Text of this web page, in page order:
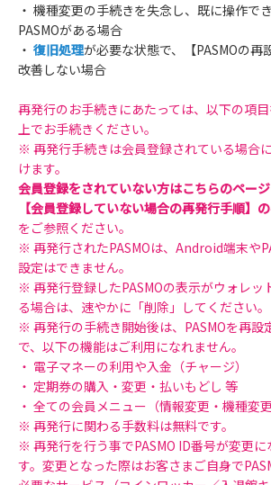
・ 機種変更の手続きを失念し、既に操作で
PASMOがある場合
・ 復旧処理が必要な状態で、【PASMOの再
改善しない場合
再発行のお手続きにあたっては、以下の項
上でお手続きください。
※ 再発行手続きは会員登録されている場合
けます。
会員登録をされていない方はこちらのペー
【会員登録していない場合の再発行手順】
をご参照ください。
※ 再発行されたPASMOは、Android端末や
設定はできません。
※ 再発行登録したPASMOの表示がウォレッ
る場合は、速やかに「削除」してください。
※ 再発行の手続き開始後は、PASMOを再設
で、以下の機能はご利用になれません。
・ 電子マネーの利用や入金（チャージ）
・ 定期券の購入・変更・払いもどし 等
・ 全ての会員メニュー（情報変更・機種変更
※ 再発行に関わる手数料は無料です。
※ 再発行を行う事でPASMO ID番号が変更に
す。変更となった際はお客さまご自身で